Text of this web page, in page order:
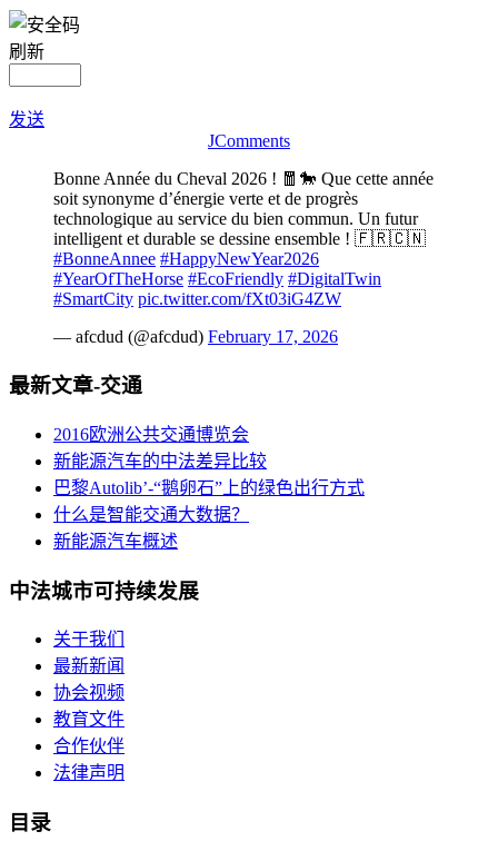
刷新
发送
JComments
Bonne Année du Cheval 2026 ! 🧧🐎 Que cette année
soit synonyme d’énergie verte et de progrès
technologique au service du bien commun. Un futur
intelligent et durable se dessine ensemble ! 🇫🇷🇨🇳
#BonneAnnee #HappyNewYear2026
#YearOfTheHorse #EcoFriendly #DigitalTwin
#SmartCity pic.twitter.com/fXt03iG4ZW
— afcdud (@afcdud) February 17, 2026
最新文章-交通
2016欧洲公共交通博览会
新能源汽车的中法差异比较
巴黎Autolib’-“鹅卵石”上的绿色出行方式
什么是智能交通大数据？
新能源汽车概述
中法城市可持续发展
关于我们
最新新闻
协会视频
教育文件
合作伙伴
法律声明
目录